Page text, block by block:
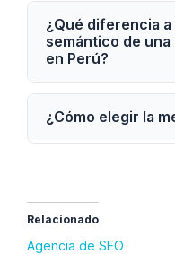
¿Qué diferencia a
semántico de una
en Perú?
¿Cómo elegir la
Relacionado
Agencia de SEO